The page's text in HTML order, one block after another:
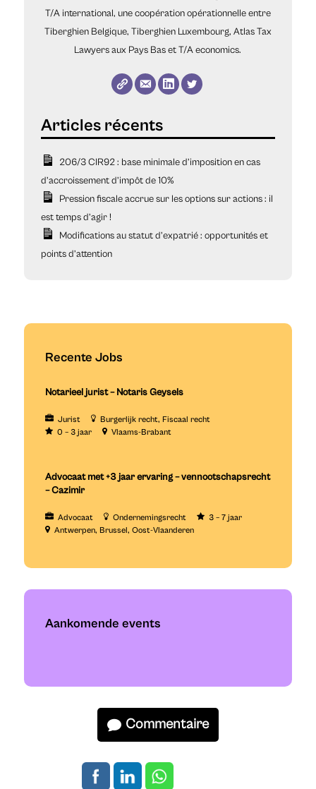
T/A international, une coopération opérationnelle entre
Tiberghien Belgique, Tiberghien Luxembourg, Atlas Tax
Lawyers aux Pays Bas et T/A economics.
206/3 CIR92 : base minimale d’imposition en cas
d’accroissement d’impôt de 10%
Pression fiscale accrue sur les options sur actions : il
est temps d’agir !
Modifications au statut d’expatrié : opportunités et
points d’attention
Recente Jobs
Notarieel jurist – Notaris Geysels
Jurist Burgerlijk recht Fiscaal recht
0 – 3 jaar
Vlaams-Brabant
Advocaat met +3 jaar ervaring – vennootschapsrecht
– Cazimir
Advocaat Ondernemingsrecht
3 – 7 jaar
Antwerpen Brussel Oost-Vlaanderen
Aankomende events
Commentaire